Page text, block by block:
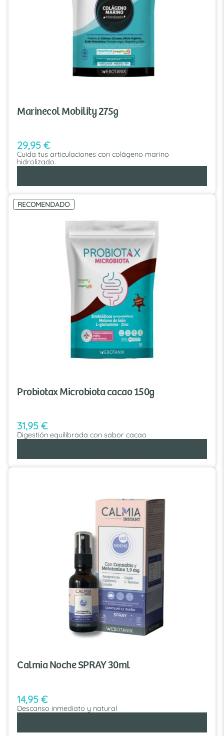
Marinecol Mobility 275g
29,95 €
Cuida tus articulaciones con colágeno marino
hidrolizado.
RECOMENDADO
Probiotax Microbiota cacao 150g
31,95 €
Digestión equilibrada con sabor cacao
Calmia Noche SPRAY 30ml
14,95 €
Descanso inmediato y natural